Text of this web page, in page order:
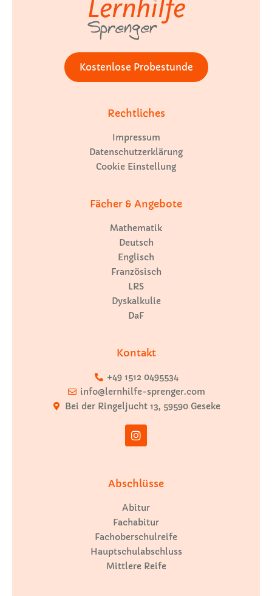
Kostenlose Probestunde
Rechtliches
Impressum
Datenschutzerklärung
Cookie Einstellung
Fächer & Angebote
Mathematik
Deutsch
Englisch
Französisch
LRS
Dyskalkulie
DaF
Kontakt
+49 1512 0495534
info@lernhilfe-sprenger.com
Bei der Ringeljucht 13, 59590 Geseke
Abschlüsse
Abitur
Fachabitur
Fachoberschulreife
Hauptschulabschluss
Mittlere Reife